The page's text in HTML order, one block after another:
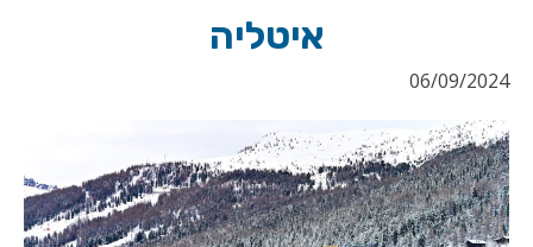
איטליה
06/09/2024